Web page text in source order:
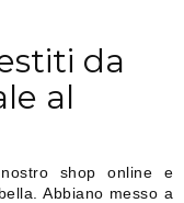
da
al
shop online e
Abbiano messo a